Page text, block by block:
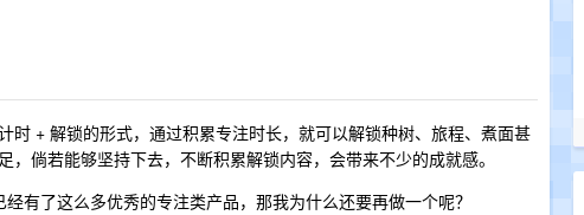
时 + 解锁的形式，通过积累专注时长，就可以解锁种树、旅程、煮面甚
倘若能够坚持下去，不断积累解锁内容，会带来不少的成就感。
了这么多优秀的专注类产品，那我为什么还要再做一个呢？